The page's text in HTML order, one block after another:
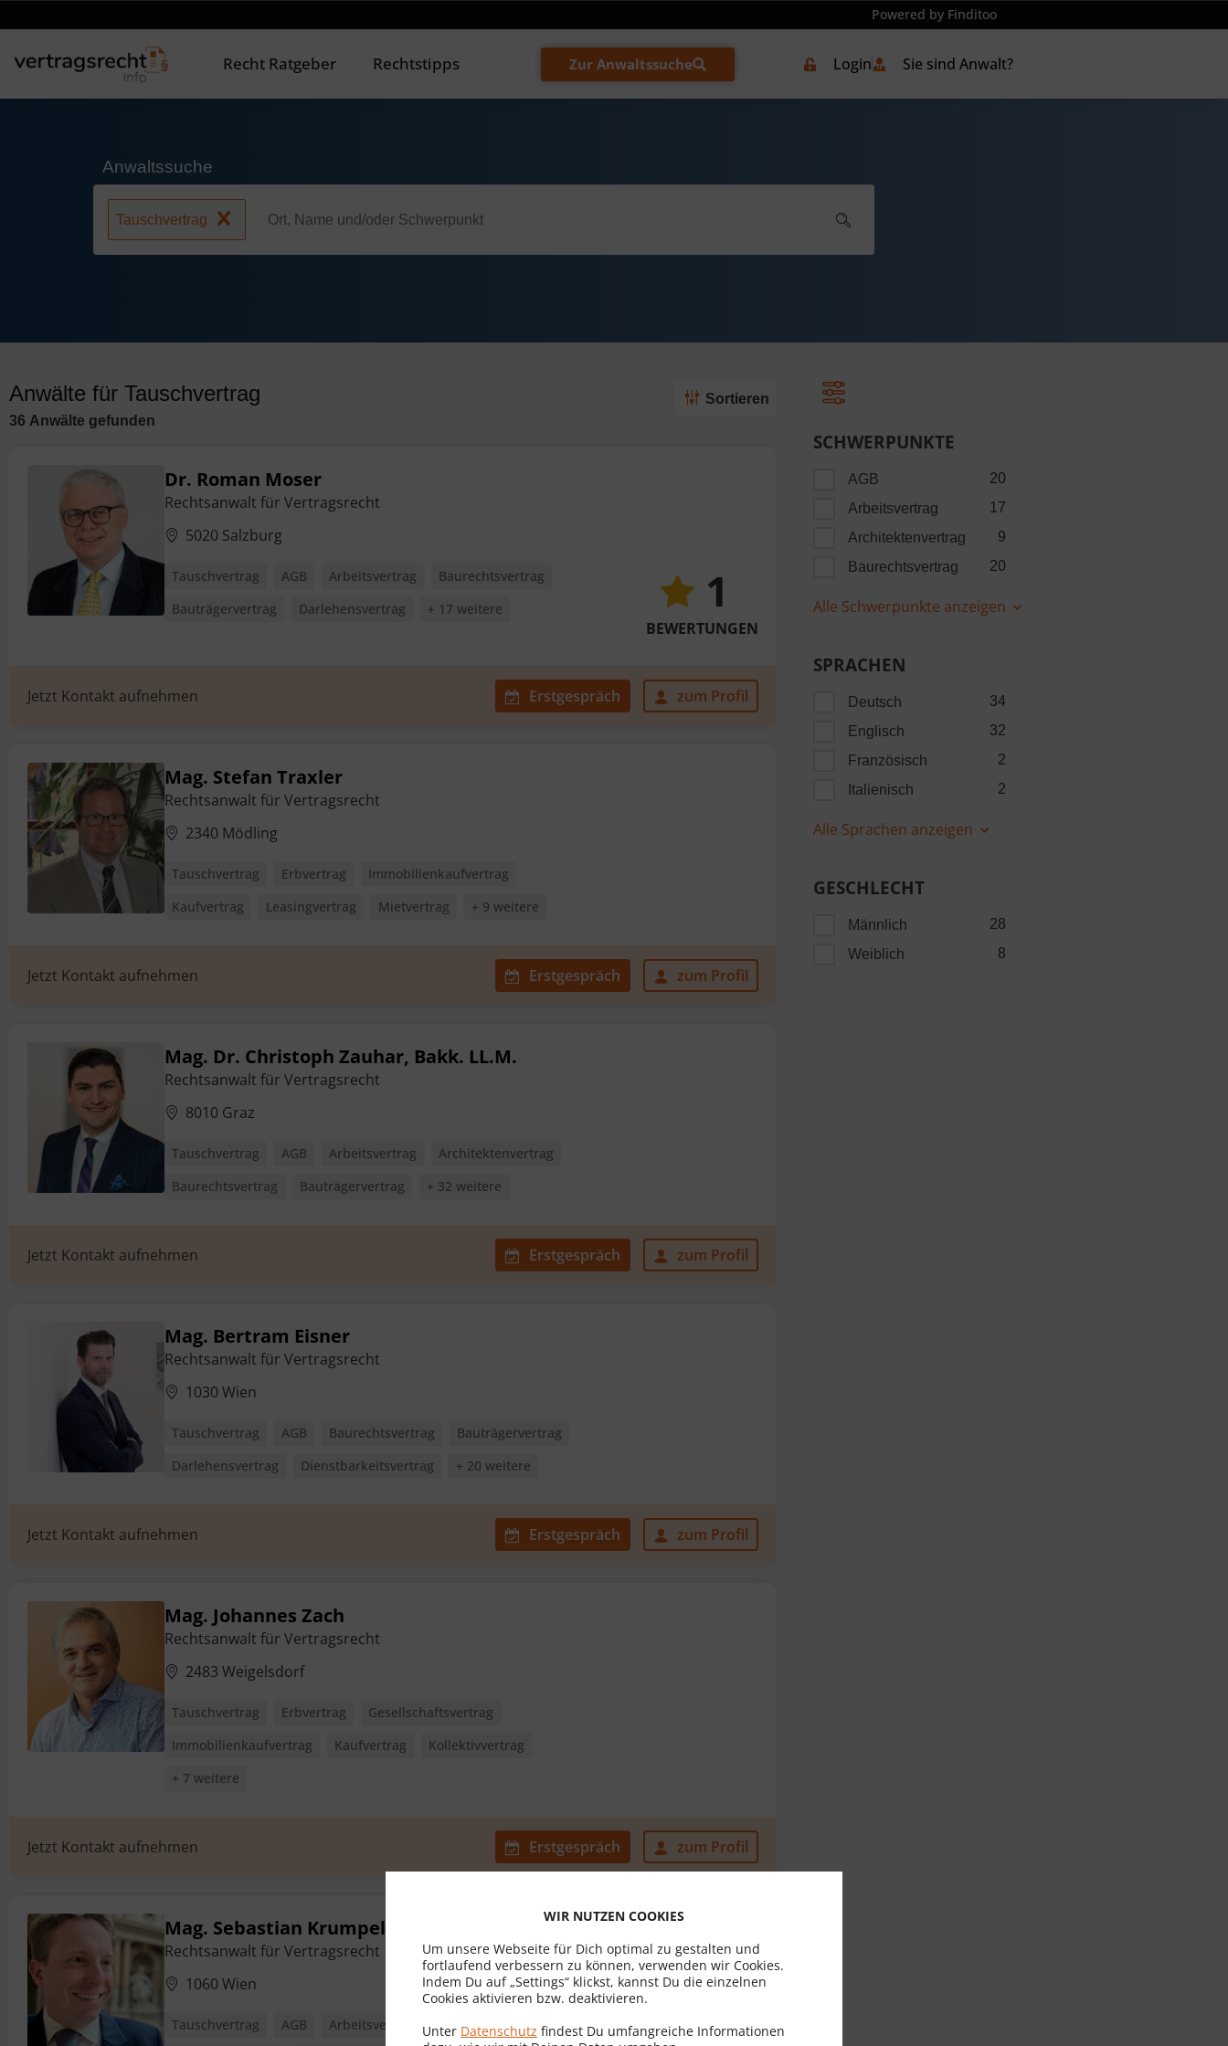
Powered by Finditoo
Recht Ratgeber Rechtstipps Zur Anwaltssuche Login Sie sind Anwalt?
Anwaltssuche
Tauschvertrag
Anwälte für Tauschvertrag
36 Anwälte gefunden
Sortieren
Dr. Roman Moser
Rechtsanwalt für Vertragsrecht
5020 Salzburg
Tauschvertrag AGB Arbeitsvertrag
Baurechtsvertrag
Bauträgervertrag
Darlehensvertrag + 17 weitere 1
BEWERTUNGEN
Jetzt Kontakt aufnehmen Erstgespräch zum Profil
Mag. Stefan Traxler
Rechtsanwalt für Vertragsrecht
2340 Mödling
Tauschvertrag Erbvertrag
Immobilienkaufvertrag
Kaufvertrag
Leasingvertrag Mietvertrag + 9 weitere
Jetzt Kontakt aufnehmen Erstgespräch zum Profil
Mag. Dr. Christoph Zauhar, Bakk. LL.M.
Rechtsanwalt für Vertragsrecht
8010 Graz
Tauschvertrag AGB Arbeitsvertrag
Architektenvertrag
Baurechtsvertrag
Bauträgervertrag + 32 weitere
Jetzt Kontakt aufnehmen Erstgespräch zum Profil
Mag. Bertram Eisner
Rechtsanwalt für Vertragsrecht
1030 Wien
Tauschvertrag AGB Baurechtsvertrag
Bauträgervertrag
Darlehensvertrag
Dienstbarkeitsvertrag + 20 weitere
Jetzt Kontakt aufnehmen Erstgespräch zum Profil
Mag. Johannes Zach
Rechtsanwalt für Vertragsrecht
2483 Weigelsdorf
Tauschvertrag Erbvertrag
Gesellschaftsvertrag
Immobilienkaufvertrag
Kaufvertrag
Kollektivvertrag
+ 7 weitere
Jetzt Kontakt aufnehmen Erstgespräch zum Profil
Mag. Sebastian Krumpel
Rechtsanwalt für Vertragsrecht
1060 Wien
Tauschvertrag AGB Arbeitsvertrag
Bauträgervertrag
SCHWERPUNKTE
AGB
20
Arbeitsvertrag
17
Architektenvertrag
9
Baurechtsvertrag
20
Alle Schwerpunkte anzeigen
SPRACHEN
Deutsch
34
Englisch
32
Französisch
2
Italienisch
2
Alle Sprachen anzeigen
GESCHLECHT
Männlich
28
Weiblich
8
WIR NUTZEN COOKIES
Um unsere Webseite für Dich optimal zu gestalten und
fortlaufend verbessern zu können, verwenden wir Cookies.
Indem Du auf „Settings“ klickst, kannst Du die einzelnen
Cookies aktivieren bzw. deaktivieren.
Unter Datenschutz findest Du umfangreiche Informationen